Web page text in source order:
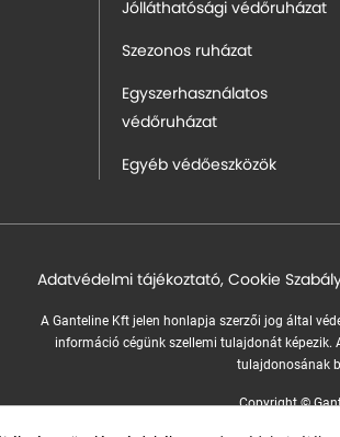
Jólláthatósági védőruházat
Szezonos ruházat
Egyszerhasználatos
védőruházat
Egyéb védőeszközök
Adatvédelmi tájékoztató, Cookie
A Ganteline Kft jelen honlapja szerzői jog által
információ cégünk szellemi tulajdonát képezik.
tulajdonosának
Copyright ©